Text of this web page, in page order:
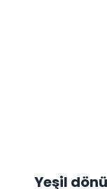
Yeşil